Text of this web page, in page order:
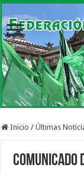
Inicio / Últimas
Comunicado